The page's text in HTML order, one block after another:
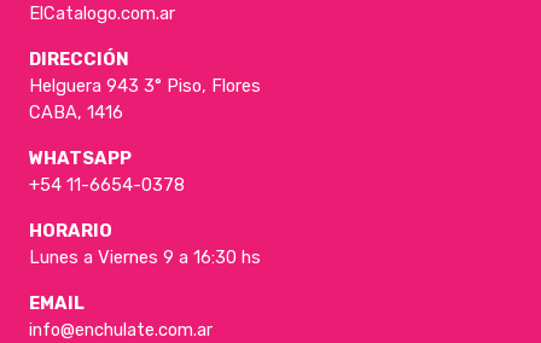
ElCatalogo.com.ar
DIRECCIÓN
Helguera 943 3° Piso, Flores
CABA, 1416
WHATSAPP
+54 11-6654-0378
HORARIO
Lunes a Viernes 9 a 16:30 hs
EMAIL
info@enchulate.com.ar